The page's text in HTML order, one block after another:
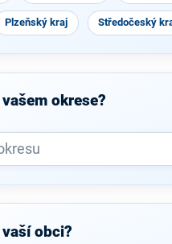
Plzeňský kraj Středočeský
okrese?
obci?